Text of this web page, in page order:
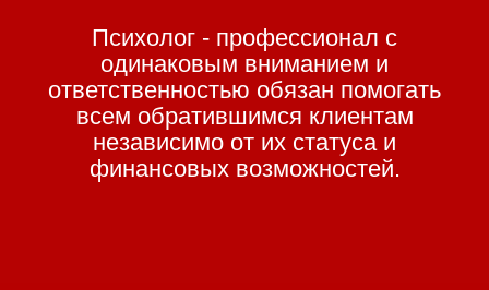
Психолог - профессионал с
одинаковым вниманием и
ответственностью обязан помогать
всем обратившимся клиентам
независимо от их статуса и
финансовых возможностей.